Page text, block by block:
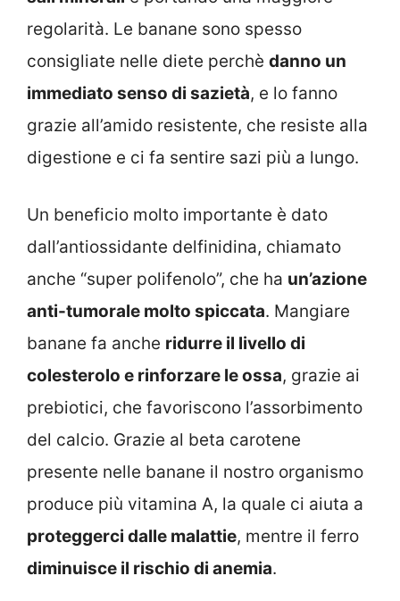
regolarità. Le banane sono spesso
consigliate nelle diete perchè danno un
immediato senso di sazietà, e lo fanno
grazie all’amido resistente, che resiste alla
digestione e ci fa sentire sazi più a lungo.
Un beneficio molto importante è dato
dall’antiossidante delfinidina, chiamato
anche “super polifenolo”, che ha un’azione
anti-tumorale molto spiccata. Mangiare
banane fa anche ridurre il livello di
colesterolo e rinforzare le ossa, grazie ai
prebiotici, che favoriscono l’assorbimento
del calcio. Grazie al beta carotene
presente nelle banane il nostro organismo
produce più vitamina A, la quale ci aiuta a
proteggerci dalle malattie, mentre il ferro
diminuisce il rischio di anemia.